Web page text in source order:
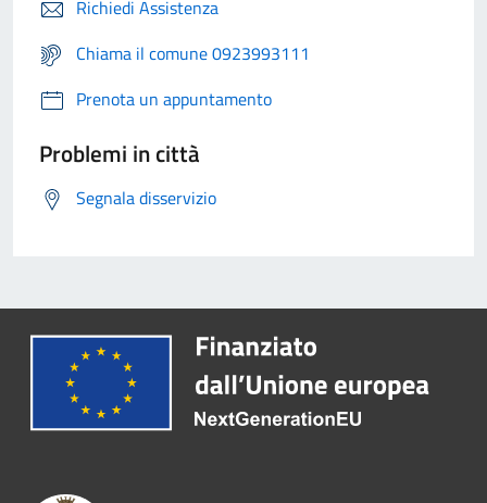
Richiedi Assistenza
Chiama il comune 0923993111
Prenota un appuntamento
Problemi in città
Segnala disservizio